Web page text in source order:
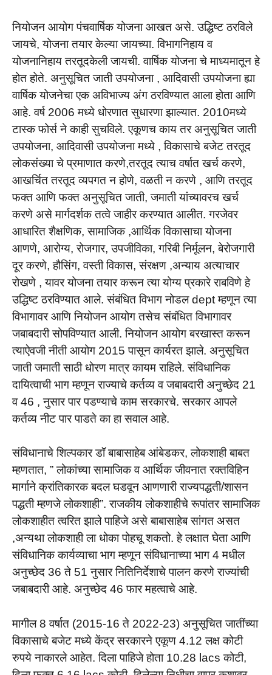
नियोजन आयोग पंचवार्षिक योजना आखत असे. उद्धिष्ट ठरविले
जायचे, योजना तयार केल्या जायच्या. विभागनिहाय व
योजनानिहाय तरतूदकेली जायची. वार्षिक योजना चे माध्यमातून हे
होत होते. अनुसूचित जाती उपयोजना , आदिवासी उपयोजना ह्या
वार्षिक योजनेचा एक अविभाज्य अंग ठरविण्यात आला होता आणि
आहे. वर्ष 2006 मध्ये धोरणात सुधारणा झाल्यात. 2010मध्ये
टास्क फोर्स ने काही सुचविले. एकूणच काय तर अनुसूचित जाती
उपयोजना, आदिवासी उपयोजना मध्ये , विकासाचे बजेट तरतूद
लोकसंख्या चे प्रमाणात करणे,तरतूद त्याच वर्षात खर्च करणे,
आखर्चित तरतूद व्यपगत न होणे, वळती न करणे , आणि तरतूद
फक्त आणि फक्त अनुसूचित जाती, जमाती यांच्यावरच खर्च
करणे असे मार्गदर्शक तत्वे जाहीर करण्यात आलीत. गरजेवर
आधारित शैक्षणिक, सामाजिक ,आर्थिक विकासाचा योजना
आणणे, आरोग्य, रोजगार, उपजीविका, गरिबी निर्मूलन, बेरोजगारी
दूर करणे, हौसिंग, वस्ती विकास, संरक्षण ,अन्याय अत्याचार
रोखणे , यावर योजना तयार करून त्या योग्य प्रकारे राबविणे हे
उद्धिष्ट ठरविण्यात आले. संबंधित विभाग नोडल dept म्हणून त्या
विभागावर आणि नियोजन आयोग तसेच संबंधित विभागावर
जबाबदारी सोपविण्यात आली. नियोजन आयोग बरखास्त करून
त्याऐवजी नीती आयोग 2015 पासून कार्यरत झाले. अनुसूचित
जाती जमाती साठी धोरण मात्र कायम राहिले. संविधानिक
दायित्वाची भाग म्हणून राज्याचे कर्तव्य व जबाबदारी अनुच्छेद 21
व 46 , नुसार पार पडण्याचे काम सरकारचे. सरकार आपले
कर्तव्य नीट पार पाडते का हा सवाल आहे.
संविधानाचे शिल्पकार डॉ बाबासाहेब आंबेडकर, लोकशाही बाबत
म्हणतात, ” लोकांच्या सामाजिक व आर्थिक जीवनात रक्तविहिन
मार्गाने क्रांतिकारक बदल घडवून आणणारी राज्यपद्धती/शासन
पद्धती म्हणजे लोकशाही”. राजकीय लोकशाहीचे रूपांतर सामाजिक
लोकशाहीत त्वरित झाले पाहिजे असे बाबासाहेब सांगत असत
,अन्यथा लोकशाही ला धोका पोहचू शकतो. हे लक्षात घेता आणि
संविधानिक कार्यव्याचा भाग म्हणून संविधानाच्या भाग 4 मधील
अनुच्छेद 36 ते 51 नुसार नितिनिर्देशाचे पालन करणे राज्यांची
जबाबदारी आहे. अनुच्छेद 46 फार महत्वाचे आहे.
मागील 8 वर्षात (2015-16 ते 2022-23) अनुसूचित जातींच्या
विकासाचे बजेट मध्ये केंद्र सरकारने एकूण 4.12 लक्ष कोटी
रुपये नाकारले आहेत. दिला पाहिजे होता 10.28 lacs कोटी,